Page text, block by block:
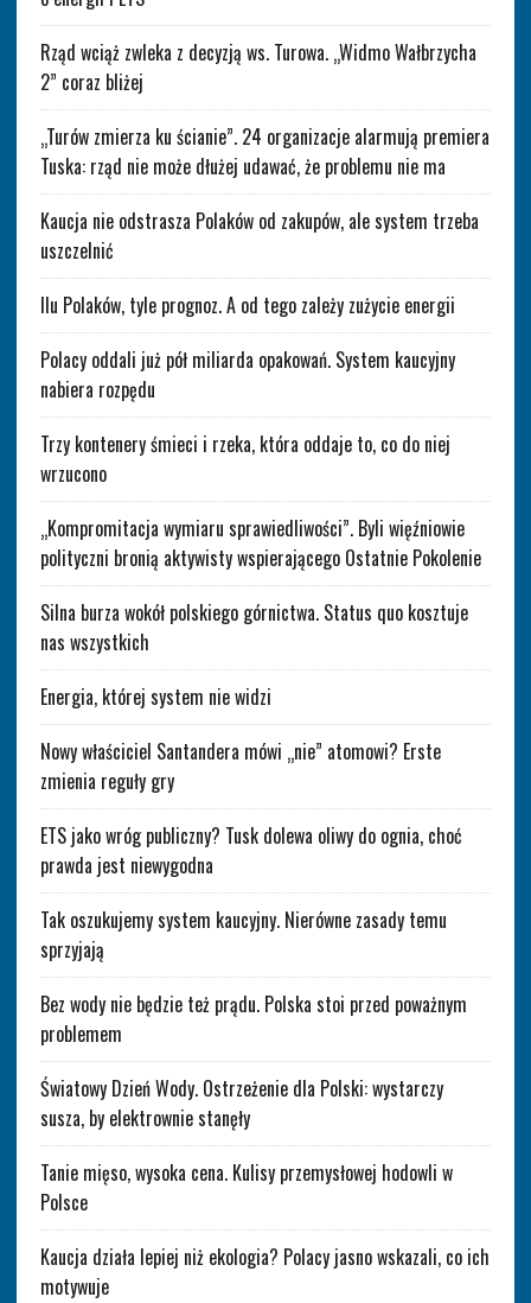
Rząd wciąż zwleka z decyzją ws. Turowa. „Widmo Wałbrzycha
2” coraz bliżej
„Turów zmierza ku ścianie”. 24 organizacje alarmują premiera
Tuska: rząd nie może dłużej udawać, że problemu nie ma
Kaucja nie odstrasza Polaków od zakupów, ale system trzeba
uszczelnić
Ilu Polaków, tyle prognoz. A od tego zależy zużycie energii
Polacy oddali już pół miliarda opakowań. System kaucyjny
nabiera rozpędu
Trzy kontenery śmieci i rzeka, która oddaje to, co do niej
wrzucono
„Kompromitacja wymiaru sprawiedliwości”. Byli więźniowie
polityczni bronią aktywisty wspierającego Ostatnie Pokolenie
Silna burza wokół polskiego górnictwa. Status quo kosztuje
nas wszystkich
Energia, której system nie widzi
Nowy właściciel Santandera mówi „nie” atomowi? Erste
zmienia reguły gry
ETS jako wróg publiczny? Tusk dolewa oliwy do ognia, choć
prawda jest niewygodna
Tak oszukujemy system kaucyjny. Nierówne zasady temu
sprzyjają
Bez wody nie będzie też prądu. Polska stoi przed poważnym
problemem
Światowy Dzień Wody. Ostrzeżenie dla Polski: wystarczy
susza, by elektrownie stanęły
Tanie mięso, wysoka cena. Kulisy przemysłowej hodowli w
Polsce
Kaucja działa lepiej niż ekologia? Polacy jasno wskazali, co ich
motywuje